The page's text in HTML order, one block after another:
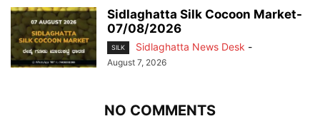
Sidlaghatta Silk Cocoon Market-
07/08/2026
SILK Sidlaghatta News Desk -
August 7, 2026
NO COMMENTS